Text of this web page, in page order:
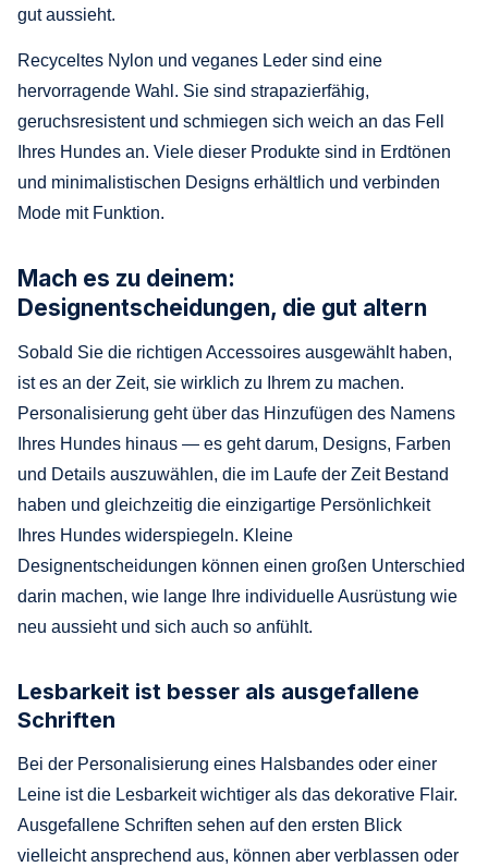
gut aussieht.
Recyceltes Nylon und veganes Leder sind eine
hervorragende Wahl. Sie sind strapazierfähig,
geruchsresistent und schmiegen sich weich an das Fell
Ihres Hundes an. Viele dieser Produkte sind in Erdtönen
und minimalistischen Designs erhältlich und verbinden
Mode mit Funktion.
Mach es zu deinem:
Designentscheidungen, die gut altern
Sobald Sie die richtigen Accessoires ausgewählt haben,
ist es an der Zeit, sie wirklich zu Ihrem zu machen.
Personalisierung geht über das Hinzufügen des Namens
Ihres Hundes hinaus — es geht darum, Designs, Farben
und Details auszuwählen, die im Laufe der Zeit Bestand
haben und gleichzeitig die einzigartige Persönlichkeit
Ihres Hundes widerspiegeln. Kleine
Designentscheidungen können einen großen Unterschied
darin machen, wie lange Ihre individuelle Ausrüstung wie
neu aussieht und sich auch so anfühlt.
Lesbarkeit ist besser als ausgefallene
Schriften
Bei der Personalisierung eines Halsbandes oder einer
Leine ist die Lesbarkeit wichtiger als das dekorative Flair.
Ausgefallene Schriften sehen auf den ersten Blick
vielleicht ansprechend aus, können aber verblassen oder